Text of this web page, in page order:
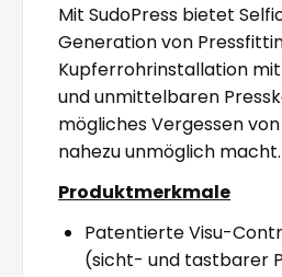
Mit SudoPress bietet
Generation von
Kupferrohrinstallation
und unmittelbaren
mögliches Vergessen
nahezu unmöglich macht.
Produktmerkmale
Patentierte Visu-
(sicht- und tastbarer